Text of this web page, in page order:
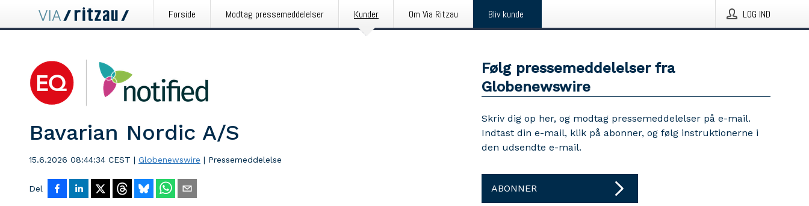
Forside Modtag pressemeddelelser Kunder Om Via Ritzau Bliv kunde LOG IND
Bavarian Nordic A/S
15.6.2026 08:44:34 CEST | Globenewswire | Pressemeddelelse
Del
Følg pressemeddelelser fra
Globenewswire
Skriv dig op her, og modtag pressemeddelelser på e-mail.
Indtast din e-mail, klik på abonner, og følg instruktionerne i
den udsendte e-mail.
ABONNER